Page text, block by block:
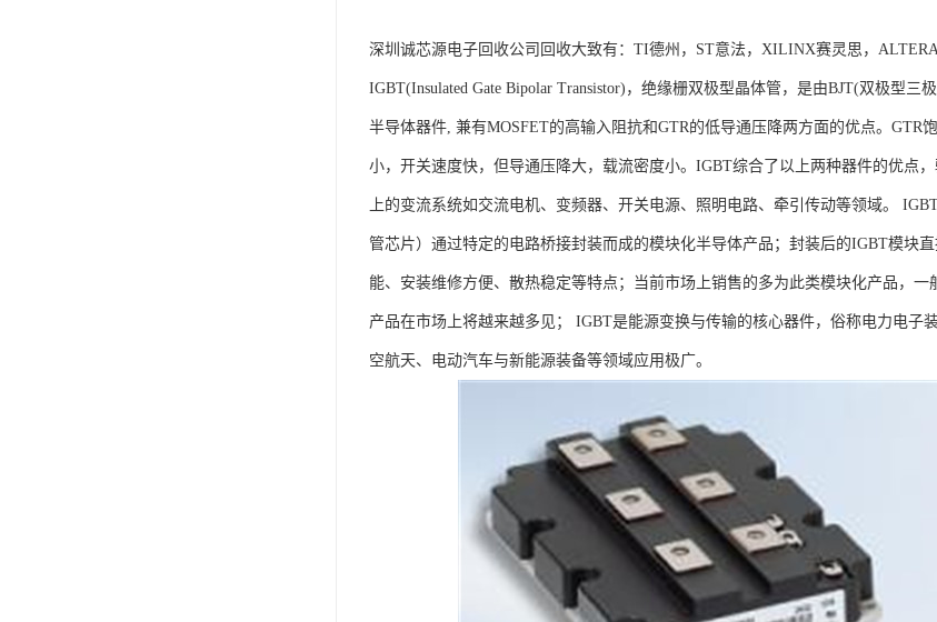
深圳诚芯源电子回收公司回收大致有：TI德州，ST意法，XILINX赛灵思，
IGBT(Insulated Gate Bipolar Transistor)，绝缘栅双极型晶体管，是由BJT(双极型
半导体器件, 兼有MOSFET的高输入阻抗和GTR的低导通压降两方面的优点。GTR
小，开关速度快，但导通压降大，载流密度小。IGBT综合了以上两种器件的优点
上的变流系统如交流电机、变频器、开关电源、照明电路、牵引传动等领域。
管芯片）通过特定的电路桥接封装而成的模块化半导体产品；封装后的IGBT模块
能、安装维修方便、散热稳定等特点；当前市场上销售的多为此类模块化产品，
产品在市场上将越来越多见； IGBT是能源变换与传输的核心器件，俗称电力电子
空航天、电动汽车与新能源装备等领域应用极广。